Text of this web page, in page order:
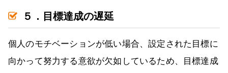
５．目標達成の遅延
個人のモチベーションが低い場合、設定された目標に
向かって努力する意欲が欠如しているため、目標達成